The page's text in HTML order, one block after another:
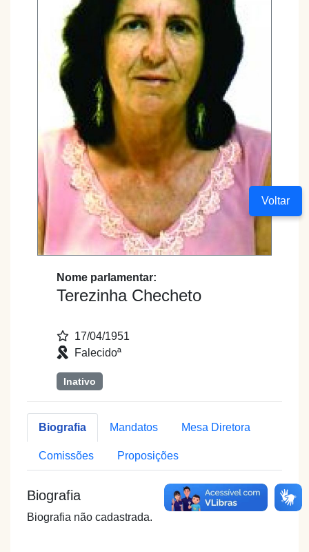
Voltar
Nome parlamentar:
Terezinha Checheto
17/04/1951
Falecidoª
Inativo
Biografia Mandatos Mesa Diretora
Comissões Proposições
Biografia
Biografia não cadastrada.